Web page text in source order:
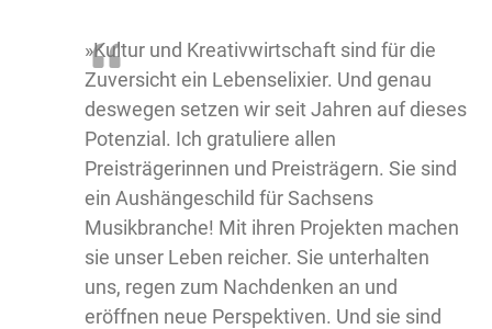
»Kultur und Kreativwirtschaft sind für die
Zuversicht ein Lebenselixier. Und genau
deswegen setzen wir seit Jahren auf dieses
Potenzial. Ich gratuliere allen
Preisträgerinnen und Preisträgern. Sie sind
ein Aushängeschild für Sachsens
Musikbranche! Mit ihren Projekten machen
sie unser Leben reicher. Sie unterhalten
uns, regen zum Nachdenken an und
eröffnen neue Perspektiven. Und sie sind